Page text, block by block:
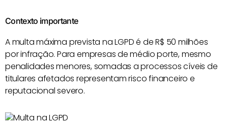
Contexto importante
A multa máxima prevista na LGPD é de R$ 50 milhões
por infração. Para empresas de médio porte, mesmo
penalidades menores, somadas a processos cíveis de
titulares afetados representam risco financeiro e
reputacional severo.